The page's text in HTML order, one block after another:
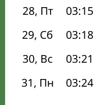
28, Пт
03:15
29, Сб
03:18
30, Вс
03:21
31, Пн
03:24